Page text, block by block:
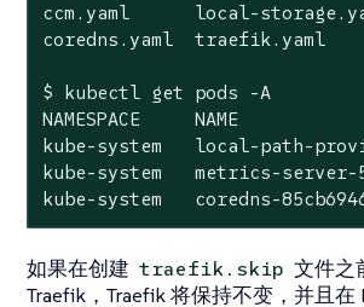
ccm.yaml local-
coredns.yaml  traefik.yaml
$ kubectl get pods -A
NAMESPACE     NAME
kube-system local-path-
kube-system   metrics-
kube-system   coredns-
如果在创建 traefik.skip 文件之
Traefik，Traefik 将保持不变，并且在